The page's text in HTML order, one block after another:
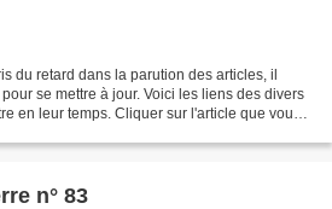
du retard dans la parution des articles, il
se mettre à jour. Voici les liens des divers
en leur temps. Cliquer sur l'article que vous
n° 83